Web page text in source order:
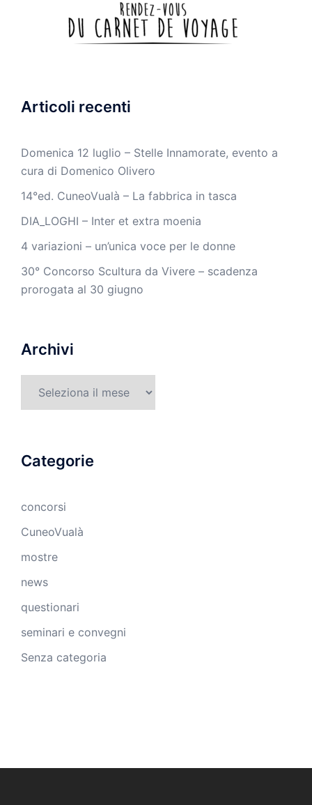
Articoli recenti
Domenica 12 luglio – Stelle Innamorate, evento a
cura di Domenico Olivero
14°ed. CuneoVualà – La fabbrica in tasca
DIA_LOGHI – Inter et extra moenia
4 variazioni – un’unica voce per le donne
30° Concorso Scultura da Vivere – scadenza
prorogata al 30 giugno
Archivi
Categorie
concorsi
CuneoVualà
mostre
news
questionari
seminari e convegni
Senza categoria